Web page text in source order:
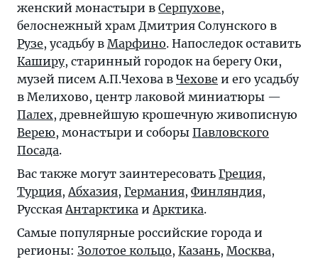
женский монастыри в Серпухове,
белоснежный храм Дмитрия Солунского в
Рузе, усадьбу в Марфино. Напоследок оставить
Каширу, старинный городок на берегу Оки,
музей писем А.П.Чехова в Чехове и его усадьбу
в Мелихово, центр лаковой миниатюры —
Палех, древнейшую крошечную живописную
Верею, монастыри и соборы Павловского
Посада.
Вас также могут заинтересовать Греция,
Турция,Абхазия, Германия, Финляндия,
РусскаяАнтарктика иАрктика.
Самые популярные российские города и
регионы: Золотое кольцо, Казань, Москва,